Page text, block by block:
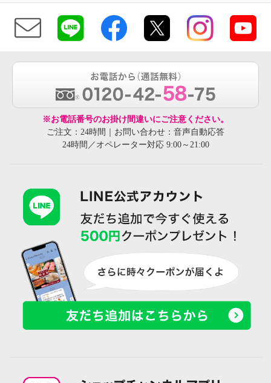
※お電話番号のお掛け間違いにご注意ください。
ご注文：24時間｜お問い合わせ：音声自動応答
24時間／オペレーター対応 9:00～21:00